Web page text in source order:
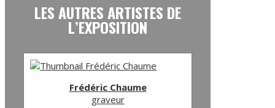
LES AUTRES ARTISTES DE
L’EXPOSITION
Frédéric Chaume
graveur